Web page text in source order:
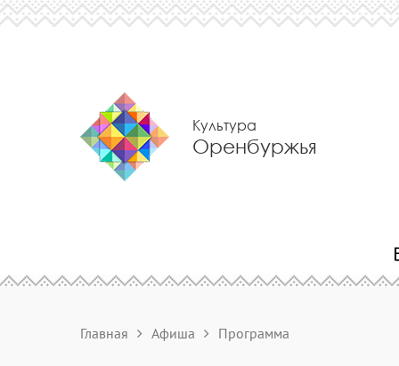
Культура
Оренбуржья
Главная Афиша Программа